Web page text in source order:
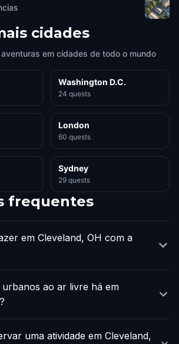
cidades
em cidades de todo o mundo
Washington D.C.
24 quests
London
60 quests
Sydney
29 quests
frequentes
em Cleveland, OH com a
urbanos ao ar livre há em
uma atividade em Cleveland,